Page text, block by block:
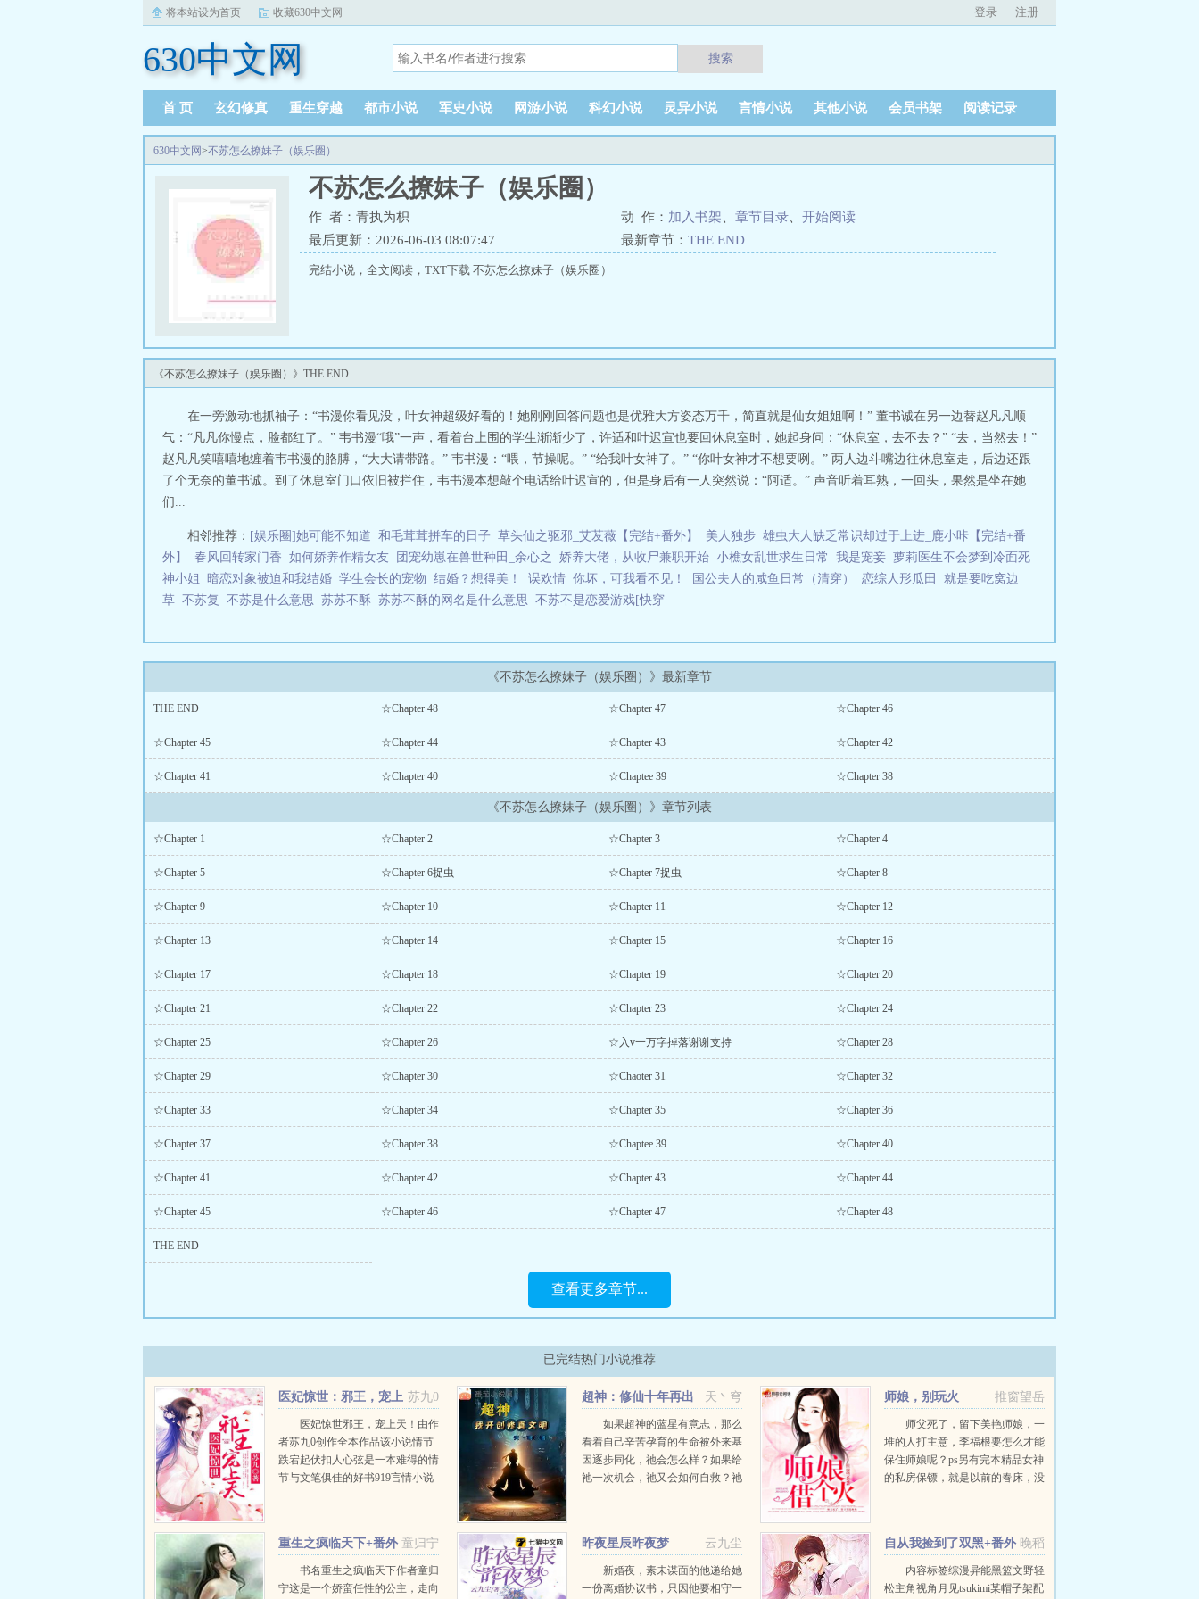
将本站设为首页 收藏630中文网 登录 注册
630中文网 搜索
首 页 玄幻修真 重生穿越 都市小说 军史小说 网游小说 科幻小说 灵异小说 言情小说 其他小说 会员书架 阅读记录
630中文网>不苏怎么撩妹子（娱乐圈）
不苏怎么撩妹子（娱乐圈）
作 者：青执为枳 动 作： 加入书架 章节目录
开始阅读
最后更新：2026-06-03 08:07:47
最新章节： THE END
完结小说，全文阅读，TXT下载 不苏怎么撩妹子（娱乐圈）
《不苏怎么撩妹子（娱乐圈）》THE END
在一旁激动地抓袖子：“书漫你看见没，叶女神超级好看的！她刚刚回答问题也是优雅大方姿态万千，简直就是仙女姐姐啊！” 董书诚在另一边替赵凡凡顺
气：“凡凡你慢点，脸都红了。” 韦书漫“哦”一声，看着台上围的学生渐渐少了，许适和叶迟宣也要回休息室时，她起身问：“休息室，去不去？” “去，当然去！”
赵凡凡笑嘻嘻地缠着韦书漫的胳膊，“大大请带路。” 韦书漫：“喂，节操呢。” “给我叶女神了。” “你叶女神才不想要咧。” 两人边斗嘴边往休息室走，后边还跟
了个无奈的董书诚。到了休息室门口依旧被拦住，韦书漫本想敲个电话给叶迟宣的，但是身后有一人突然说：“阿适。” 声音听着耳熟，一回头，果然是坐在她
们...
相邻推荐： [娱乐圈]她可能不知道 和毛茸茸拼车的日子 草头仙之驱邪_艾苃薇【完结+番外】 美人独步 雄虫大人缺乏常识却过于上进_鹿小咔【完结+番
外】
春风回转家门香 如何娇养作精女友 团宠幼崽在兽世种田_余心之 娇养大佬，从收尸兼职开始 小樵女乱世求生日常 我是宠妾 萝莉医生不会梦到冷面死
神小姐
暗恋对象被迫和我结婚 学生会长的宠物 结婚？想得美！ 误欢情 你坏，可我看不见！ 国公夫人的咸鱼日常（清穿） 恋综人形瓜田
就是要吃窝边
草 不苏复 不苏是什么意思 苏苏不酥 苏苏不酥的网名是什么意思 不苏不是恋爱游戏[快穿
《不苏怎么撩妹子（娱乐圈）》最新章节
THE END ☆Chapter 48 ☆Chapter 47 ☆Chapter 46
☆Chapter 45 ☆Chapter 44 ☆Chapter 43 ☆Chapter 42
☆Chapter 41 ☆Chapter 40 ☆Chaptee 39 ☆Chapter 38
《不苏怎么撩妹子（娱乐圈）》章节列表
☆Chapter 1 ☆Chapter 2 ☆Chapter 3 ☆Chapter 4
☆Chapter 5 ☆Chapter 6捉虫 ☆Chapter 7捉虫 ☆Chapter 8
☆Chapter 9 ☆Chapter 10 ☆Chapter 11 ☆Chapter 12
☆Chapter 13 ☆Chapter 14 ☆Chapter 15 ☆Chapter 16
☆Chapter 17 ☆Chapter 18 ☆Chapter 19 ☆Chapter 20
☆Chapter 21 ☆Chapter 22 ☆Chapter 23 ☆Chapter 24
☆Chapter 25 ☆Chapter 26 ☆入v一万字掉落谢谢支持 ☆Chapter 28
☆Chapter 29 ☆Chapter 30 ☆Chaoter 31 ☆Chapter 32
☆Chapter 33 ☆Chapter 34 ☆Chapter 35 ☆Chapter 36
☆Chapter 37 ☆Chapter 38 ☆Chaptee 39 ☆Chapter 40
☆Chapter 41 ☆Chapter 42 ☆Chapter 43 ☆Chapter 44
☆Chapter 45 ☆Chapter 46 ☆Chapter 47 ☆Chapter 48
THE END
查看更多章节...
已完结热门小说推荐
苏九0
医妃惊世：邪王，宠上
天！医妃惊世邪王，宠上天！由作
者苏九0创作全本作品该小说情节
跌宕起伏扣人心弦是一本难得的情
节与文笔俱佳的好书919言情小说
天丶穹
超神：修仙十年再出
山救世如果超神的蓝星有意志，那么
看着自己辛苦孕育的生命被外来基
因逐步同化，祂会怎么样？如果给
祂一次机会，祂又会如何自救？祂
而行，夺天地...
推窗望岳
师娘，别玩火
师父死了，留下美艳师娘，一
堆的人打主意，李福根要怎么才能
保住师娘呢？ps另有完本精品女神
的私房保镖，就是以前的春床，没
童归宁
重生之疯临天下+番外
书名重生之疯临天下作者童归
宁这是一个娇蛮任性的公主，走向
云九尘
昨夜星辰昨夜梦
新婚夜，素未谋面的他递给她
一份离婚协议书，只因他要相守一
晚稻
自从我捡到了双黑+番外
内容标签综漫异能黑篮文野轻
松主角视角月见tsukimi某帽子架配